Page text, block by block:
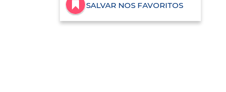
SALVAR NOS FAVORITOS